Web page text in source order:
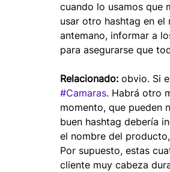
cuando lo usamos que
usar otro hashtag en
antemano, informar a
para asegurarse que
Relacionado: obvio. Si
#Camaras. Habrá otro
momento, que pueden
buen hashtag debería
el nombre del
Por supuesto, estas
cliente muy cabeza